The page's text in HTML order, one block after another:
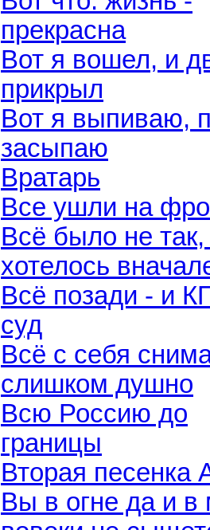
прекрасна
Вот я вошел, и
прикрыл
Вот я выпиваю,
засыпаю
Вратарь
Все ушли на
Всё было не так,
хотелось
Всё позади - и
суд
Всё с себя
слишком душно
Всю Россию до
границы
Вторая песенка
Вы в огне да и в